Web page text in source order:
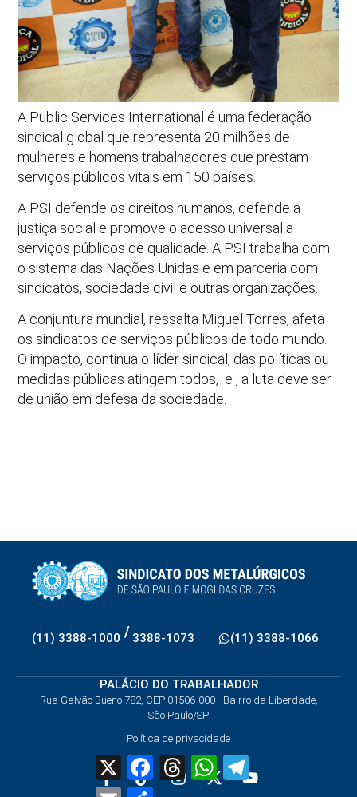
A Public Services International é uma federação
sindical global que representa 20 milhões de
mulheres e homens trabalhadores que prestam
serviços públicos vitais em 150 países.
A PSI defende os direitos humanos, defende a
justiça social e promove o acesso universal a
serviços públicos de qualidade. A PSI trabalha com
o sistema das Nações Unidas e em parceria com
sindicatos, sociedade civil e outras organizações.
A conjuntura mundial, ressalta Miguel Torres, afeta
os sindicatos de serviços públicos de todo mundo.
O impacto, continua o líder sindical, das políticas ou
medidas públicas atingem todos, e , a luta deve ser
de união em defesa da sociedade.
(11) 3388-1000 / 3388-1073 (11) 3388-1066
PALÁCIO DO TRABALHADOR
Rua Galvão Bueno 782, CEP 01506-000 - Bairro da Liberdade,
São Paulo/SP
Política de privacidade
X FacebookThreadsWhatsApp
Email